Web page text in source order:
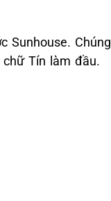
Sunhouse. Chúng
Tín làm đầu.